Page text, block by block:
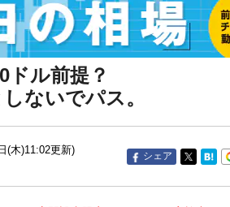
ドル前提？
ないでパス。
(木)11:02更新)
シェア